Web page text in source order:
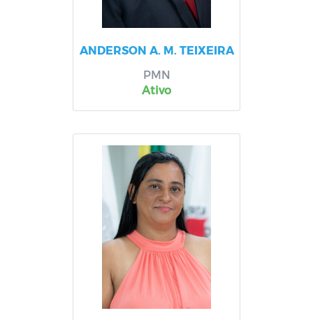
ANDERSON A. M. TEIXEIRA
PMN
Ativo